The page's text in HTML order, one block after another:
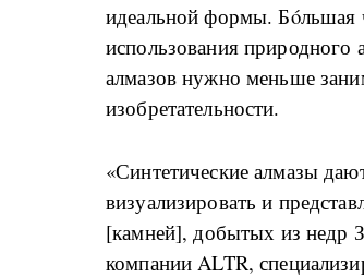
идеальной формы. Бόльшая
использования
алмазов нужно меньше
изобретательности.
«Синтетические алмазы
визуализировать и
[камней], добытых из недр
компании ALTR,